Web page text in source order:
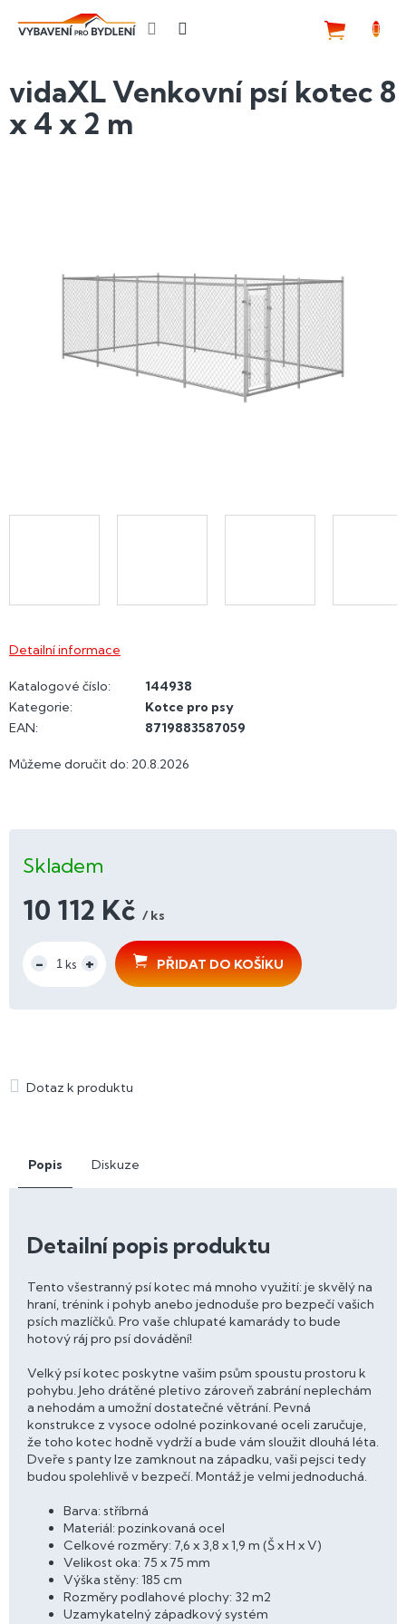
vidaXL Venkovní psí kotec 8
x 4 x 2 m
Můžeme doručit do: 20.8.2026
Skladem
10 112 Kč / ks
cena:
PŘIDAT DO KOŠÍKU
Detailní informace
Katalogové číslo:
144938
Kategorie:
Kotce pro psy
EAN: 8719883587059
Popis Diskuze
Detailní popis produktu
Tento všestranný psí kotec má mnoho využití: je skvělý na
hraní, trénink i pohyb anebo jednoduše pro bezpečí vašich
psích mazlíčků. Pro vaše chlupaté kamarády to bude
hotový ráj pro psí dovádění!
Velký psí kotec poskytne vašim psům spoustu prostoru k
pohybu. Jeho drátěné pletivo zároveň zabrání neplechám
a nehodám a umožní dostatečné větrání. Pevná
konstrukce z vysoce odolné pozinkované oceli zaručuje,
že toho kotec hodně vydrží a bude vám sloužit dlouhá léta.
Dveře s panty lze zamknout na západku, vaši pejsci tedy
budou spolehlivě v bezpečí. Montáž je velmi jednoduchá.
Barva: stříbrná
Materiál: pozinkovaná ocel
Celkové rozměry: 7,6 x 3,8 x 1,9 m (Š x H x V)
Velikost oka: 75 x 75 mm
Výška stěny: 185 cm
Rozměry podlahové plochy: 32 m2
Uzamykatelný západkový systém